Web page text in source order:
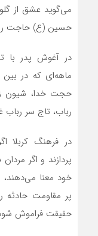
می‌گوید عشق از
حسین (ع) حاجت
در آغوش پدر
ماهه‌ای که در
حجت خدا، شیون
رباب، تاج سر
در فرهنگ کربلا
پردازند و اگر
خود معنا می‌دهند،
پر مقاومت
حقیقت فراموش